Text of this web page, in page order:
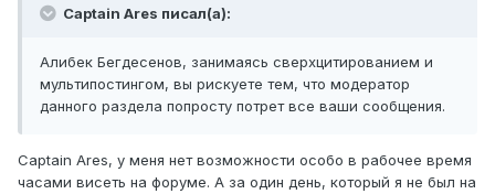
Captain Ares писал(а):
Алибек Бегдесенов, занимаясь сверхцитированием и
мультипостингом, вы рискуете тем, что модератор
данного раздела попросту потрет все ваши сообщения.
Captain Ares, у меня нет возможности особо в рабочее время
часами висеть на форуме. А за один день, который я не был на